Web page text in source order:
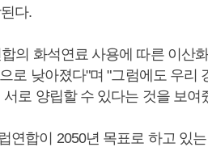
다.
의 화석연료 사용에 따른 이산
로 낮아졌다"며 "그럼에도 우리
로 양립할 수 있다는 것을 보여
연합이 2050년 목표로 하고 있